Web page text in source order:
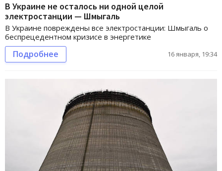
В Украине не осталось ни одной целой
электростанции — Шмыгаль
В Украине повреждены все электростанции: Шмыгаль о
беспрецедентном кризисе в энергетике
Подробнее 16 января, 19:34